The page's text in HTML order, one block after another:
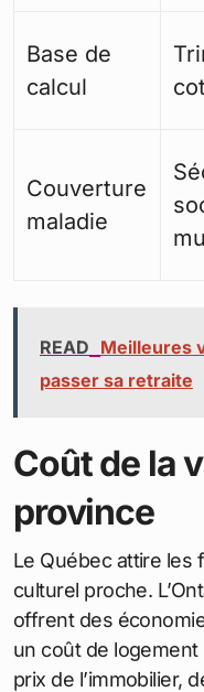
Base de
calcul
Couverture
maladie
READ Meilleures
passer sa retraite
Coût de la
province
Le Québec attire les
culturel proche.
offrent des
un coût de logement
prix de l’immobilier,